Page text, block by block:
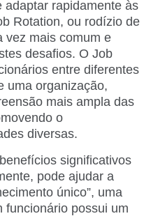
adaptar rapidamente às
Rotation, ou rodízio de
vez mais comum e
desafios. O Job
entre diferentes
uma organização,
mais ampla das
o
diversas.
significativos
pode ajudar a
único”, uma
funcionário possui um